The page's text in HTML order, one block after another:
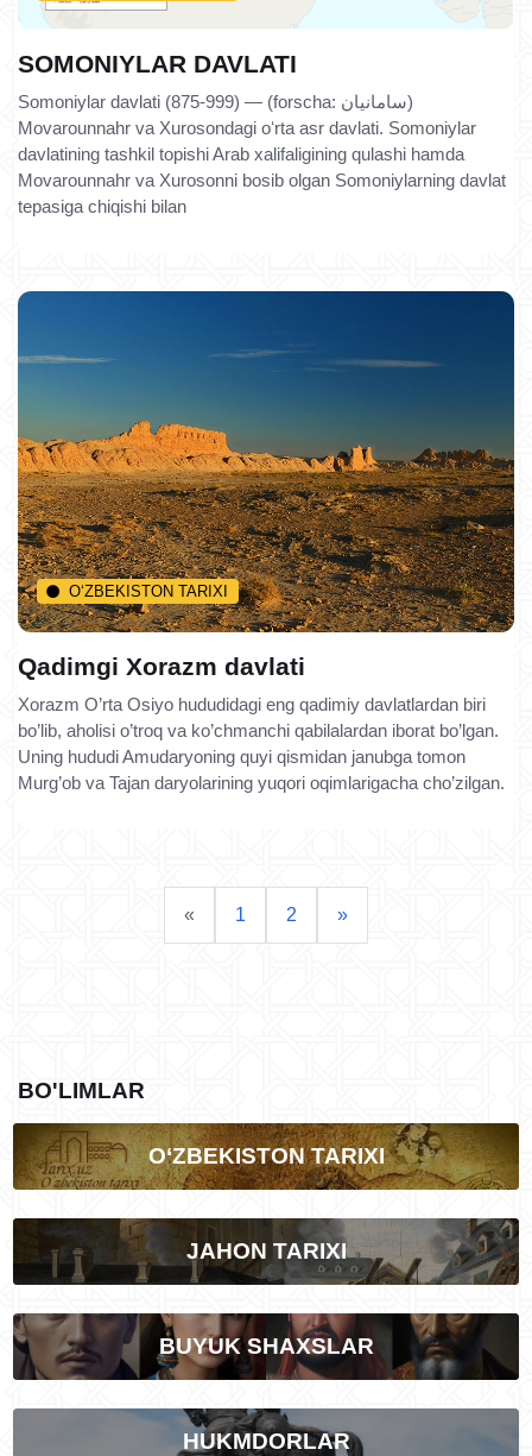
SOMONIYLAR DAVLATI
Somoniylar davlati (875-999) — (forscha: سامانیان)
Movarounnahr va Xurosondagi oʻrta asr davlati. Somoniylar
davlatining tashkil topishi Arab xalifaligining qulashi hamda
Movarounnahr va Xurosonni bosib olgan Somoniylarning davlat
tepasiga chiqishi bilan
O‘ZBEKISTON TARIXI
Qadimgi Xorazm davlati
Xorazm O’rta Osiyo hududidagi eng qadimiy davlatlardan biri
bo’lib, aholisi o’troq va ko’chmanchi qabilalardan iborat bo’lgan.
Uning hududi Amudaryoning quyi qismidan janubga tomon
Murg’ob va Tajan daryolarining yuqori oqimlarigacha cho’zilgan.
« 1 2 »
BO'LIMLAR
O‘ZBEKISTON TARIXI
JAHON TARIXI
BUYUK SHAXSLAR
HUKMDORLAR